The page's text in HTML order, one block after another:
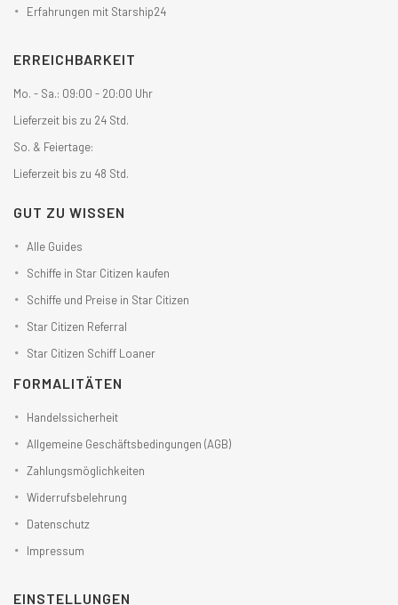
Erfahrungen mit Starship24
ERREICHBARKEIT
Mo. - Sa.: 09:00 - 20:00 Uhr
Lieferzeit bis zu 24 Std.
So. & Feiertage:
Lieferzeit bis zu 48 Std.
GUT ZU WISSEN
Alle Guides
Schiffe in Star Citizen kaufen
Schiffe und Preise in Star Citizen
Star Citizen Referral
Star Citizen Schiff Loaner
FORMALITÄTEN
Handelssicherheit
Allgemeine Geschäftsbedingungen (AGB)
Zahlungsmöglichkeiten
Widerrufsbelehrung
Datenschutz
Impressum
EINSTELLUNGEN